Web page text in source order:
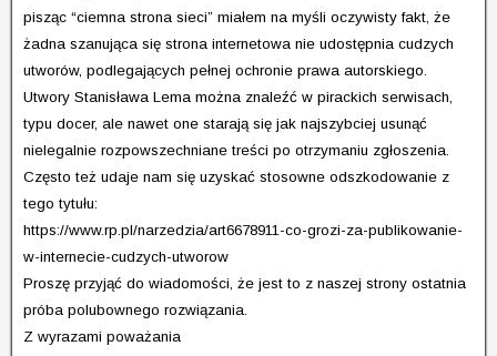
pisząc “ciemna strona sieci” miałem na myśli oczywisty fakt, że
żadna szanująca się strona internetowa nie udostępnia cudzych
utworów, podlegających pełnej ochronie prawa autorskiego.
Utwory Stanisława Lema można znaleźć w pirackich serwisach,
typu docer, ale nawet one starają się jak najszybciej usunąć
nielegalnie rozpowszechniane treści po otrzymaniu zgłoszenia.
Często też udaje nam się uzyskać stosowne odszkodowanie z
tego tytułu:
https://www.rp.pl/narzedzia/art6678911-co-grozi-za-publikowanie-
w-internecie-cudzych-utworow
Proszę przyjąć do wiadomości, że jest to z naszej strony ostatnia
próba polubownego rozwiązania.
Z wyrazami poważania